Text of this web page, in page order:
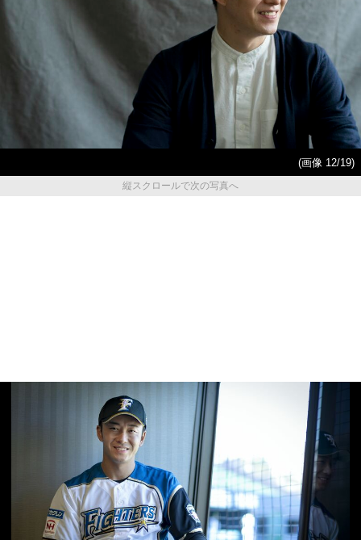
(画像 12/19)
縦スクロールで次の写真へ